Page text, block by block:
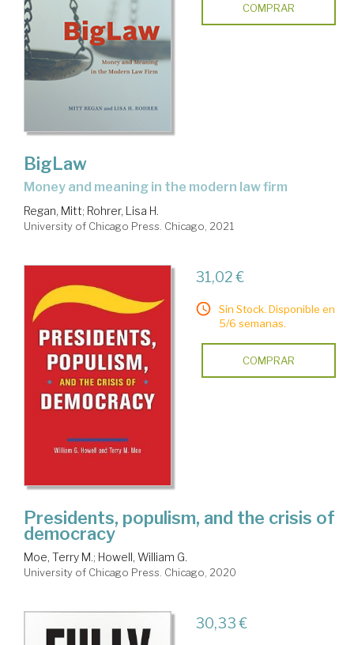
COMPRAR
BigLaw
money and meaning in the modern law firm
Regan, Mitt; Rohrer, Lisa H.
University of Chicago Press. Chicago, 2021
31,02 €
Sin Stock. Disponible en
5/6 semanas.
COMPRAR
Presidents, populism, and the crisis of
democracy
Moe, Terry M.; Howell, William G.
University of Chicago Press. Chicago, 2020
30,33 €